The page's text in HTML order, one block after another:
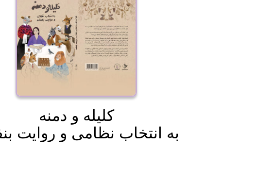
کلیله و دمنه
به انتخاب نظامی و روایت